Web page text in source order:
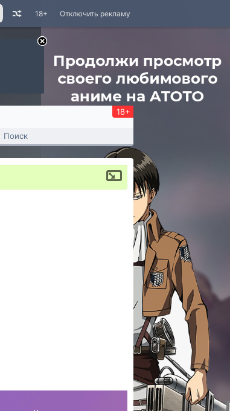
Отключить рекламу
18+
18+
Поиск